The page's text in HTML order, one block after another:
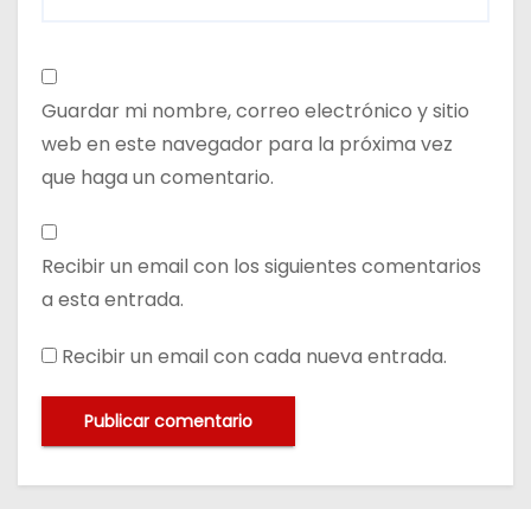
Guardar mi nombre, correo electrónico y sitio
web en este navegador para la próxima vez
que haga un comentario.
Recibir un email con los siguientes comentarios
a esta entrada.
Recibir un email con cada nueva entrada.